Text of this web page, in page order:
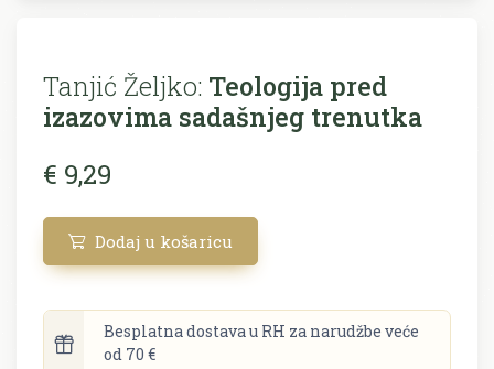
Tanjić Željko: Teologija pred
izazovima sadašnjeg trenutka
€ 9,29
Dodaj u košaricu
Besplatna dostava u RH za narudžbe veće
od 70 €